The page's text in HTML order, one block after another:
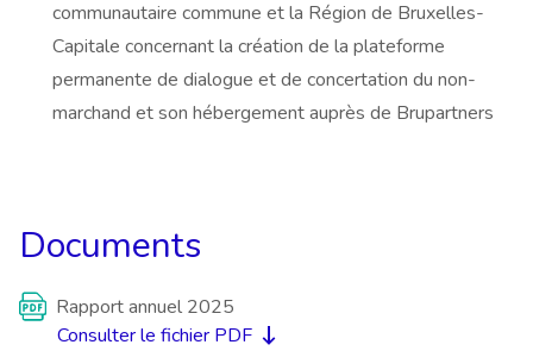
communautaire commune et la Région de Bruxelles-
Capitale concernant la création de la plateforme
permanente de dialogue et de concertation du non-
marchand et son hébergement auprès de Brupartners
Documents
Rapport annuel 2025
Consulter le fichier PDF